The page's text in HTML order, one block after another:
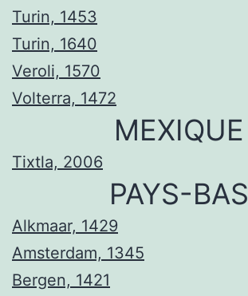
Turin, 1453
Turin, 1640
Veroli, 1570
Volterra, 1472
MEXIQUE
Tixtla, 2006
PAYS-BAS
Alkmaar, 1429
Amsterdam, 1345
Bergen, 1421